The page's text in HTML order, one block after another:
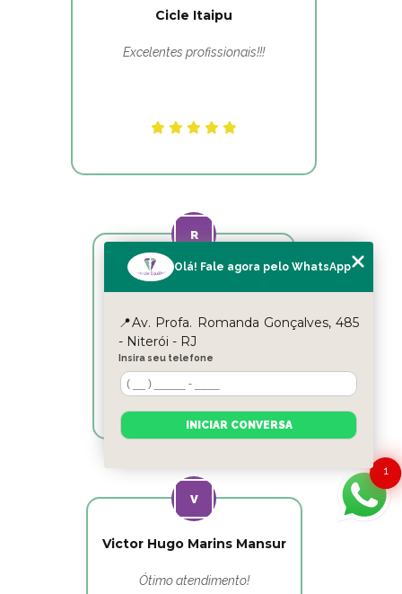
Cicle Itaipu
Excelentes profissionais!!!
Reyslane Fernandes
Excelente equipe!!
Victor Hugo Marins Mansur
Ótimo atendimento!
1
Olá! Fale agora pelo WhatsApp
📍Av. Profa. Romanda Gonçalves, 485
- Niterói - RJ
Insira seu telefone
INICIAR CONVERSA